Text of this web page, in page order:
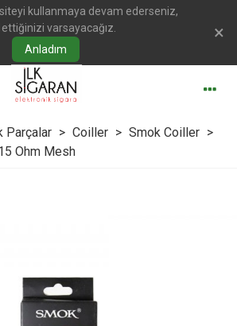
kullanmaya devam ederseniz,
ettiğinizi varsayacağız.
Anladım
×
Parçalar > Coiller > Smok Coiller >
Ohm Mesh